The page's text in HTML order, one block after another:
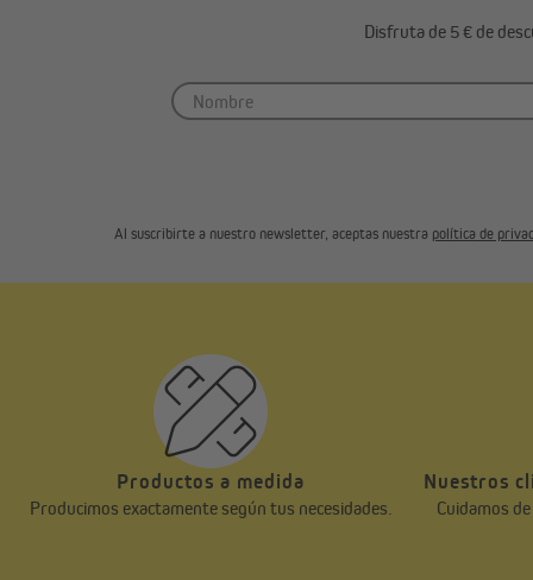
Disfruta de 5 € de
Al suscribirte a nuestro newsletter, aceptas nuestra política de
Productos a medida
Producimos exactamente según tus necesidades.
Nuestros
Cuidamos